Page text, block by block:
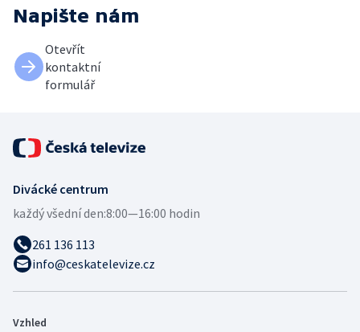
Napište nám
Otevřít
kontaktní
formulář
Divácké centrum
každý všední den:8:00—16:00 hodin
261 136 113
info@ceskatelevize.cz
Vzhled